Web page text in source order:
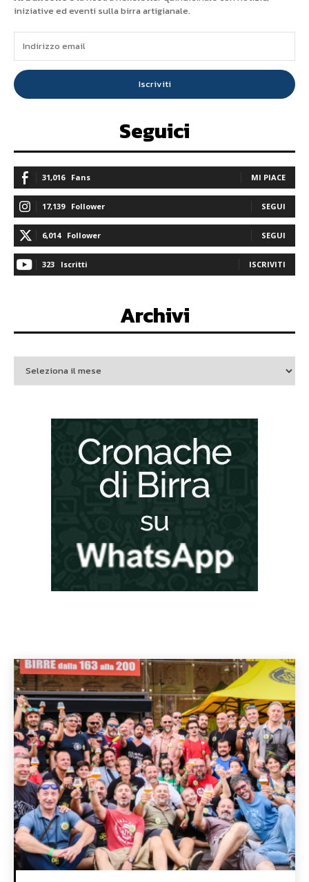
iniziative ed eventi sulla birra artigianale.
Iscriviti
Seguici
31,016 Fans MI PIACE
17,139 Follower SEGUI
6,014 Follower SEGUI
323 Iscritti ISCRIVITI
Archivi